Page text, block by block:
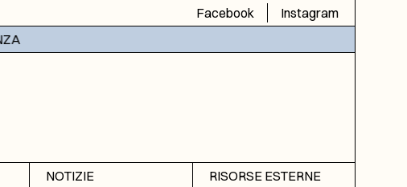
Facebook
Instagram
NOTIZIE
RISORSE ESTERNE